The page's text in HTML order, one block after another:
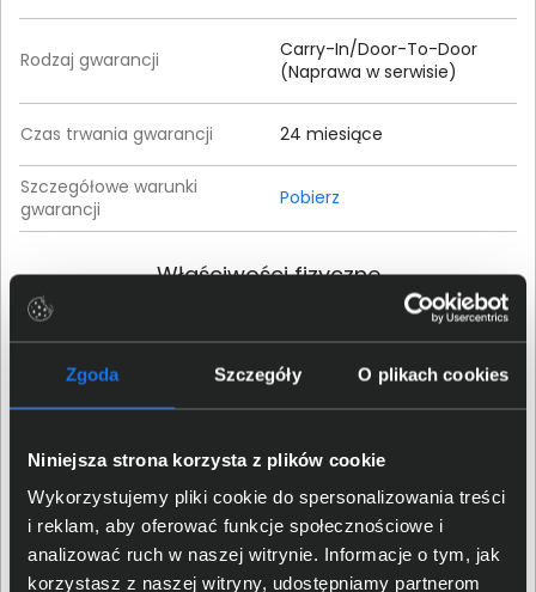
Zgoda Szczegóły O plikach cookies
Niniejsza strona korzysta z plików cookie
Wykorzystujemy pliki cookie do spersonalizowania treści
i reklam, aby oferować funkcje społecznościowe i
analizować ruch w naszej witrynie. Informacje o tym, jak
korzystasz z naszej witryny, udostępniamy partnerom
Rodzaj gwarancji
Carry-In/Door-To-Door
(Naprawa w serwisie)
Czas trwania gwarancji 24 miesiące
Szczegółowe warunki
gwarancji
Pobierz
Właściwości fizyczne
Rodzaj obudowy wolnostojący
Materiał wykonania
obudowy
Kolor obudowy Biały
Waga produktu 0,075 kg